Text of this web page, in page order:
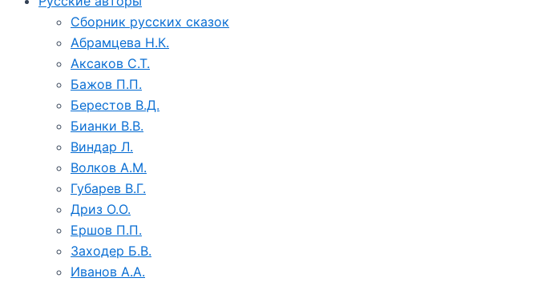
Сборник русских сказок
Абрамцева Н.К.
Аксаков С.Т.
Бажов П.П.
Берестов В.Д.
Бианки В.В.
Виндар Л.
Волков А.М.
Губарев В.Г.
Дриз О.О.
Ершов П.П.
Заходер Б.В.
Иванов А.А.